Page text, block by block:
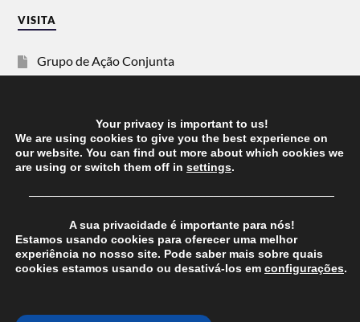
VISITA
Grupo de Ação Conjunta
Vida Justa
dezanove
Your privacy is important to us!
We are using cookies to give you the best experience on
our website. You can find out more about which cookies we
are using or switch them off in settings.
──────────────────────────────────────
A sua privacidade é importante para nós!
Estamos usando cookies para oferecer uma melhor
experiência no nosso site. Pode saber mais sobre quais
cookies estamos usando ou desativá-los em configurações.